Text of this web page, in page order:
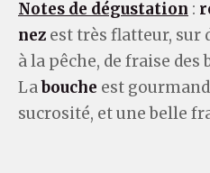
Notes de dégustation :
nez est très flatteur, sur
à la pêche, de fraise
Labouche est
sucrosité, et une belle